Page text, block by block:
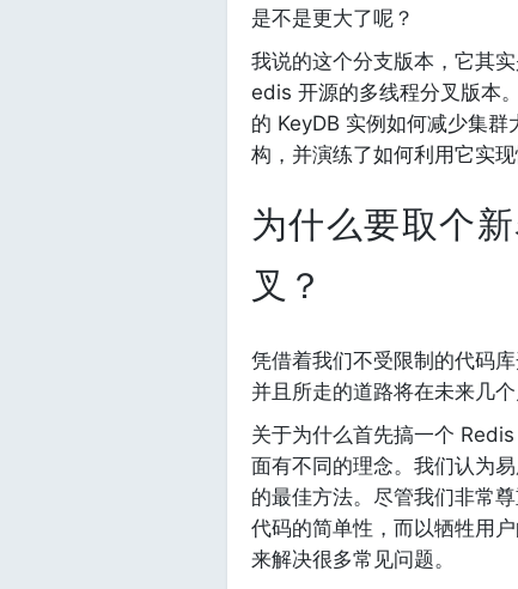
是不是更大了呢？
我说的这个分支版本，它其
edis 开源的多线程分叉版本
的 KeyDB 实例如何减少集
构，并演练了如何利用它实现
为什么要取个
叉？
凭借着我们不受限制的代码
并且所走的道路将在未来几
关于为什么首先搞一个
面有不同的理念。我们认为
的最佳方法。尽管我们非常
代码的简单性，而以牺牲用
来解决很多常见问题。